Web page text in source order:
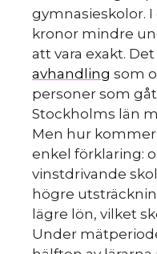
gymnasieskolor.
kronor mindre
att vara exakt.
avhandling som
personer som
Stockholms län
Men hur
enkel förklaring:
vinstdrivande
högre
lägre lön, vilket
Under